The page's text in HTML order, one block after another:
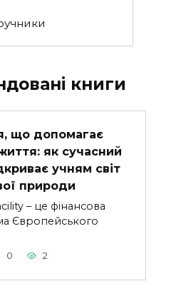
книги
що допомагає
як сучасний
учням світ
природи
– це фінансова
Європейського
0 2